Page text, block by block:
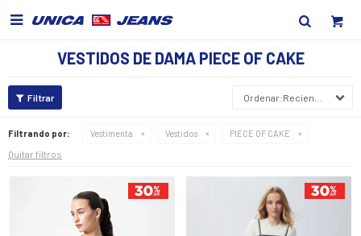

VESTIDOS DE DAMA PIECE OF CAKE
Recientes
Filtrando por: Vestimenta Vestidos PIECE OF CAKE
Quitar filtros